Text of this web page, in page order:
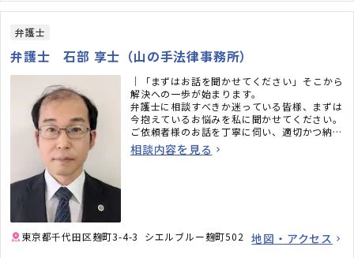
弁護士
弁護士 石部 享士（山の手法律事務所）
｜「まずはお話を聞かせてください」――そこから
解決への一歩が始まります。
弁護士に相談すべきか迷っている皆様、まずは
今抱えているお悩みを私に聞かせてください。
ご依頼者様のお話を丁寧に伺い、適切かつ納得
できる解決策を一緒に探させていただきます。
「穏やか」と言われることも多い弁護士ですの
相談内容を見る
東京都千代田区麹町3-4-3 シエルブルー麹町502 地図・アクセス